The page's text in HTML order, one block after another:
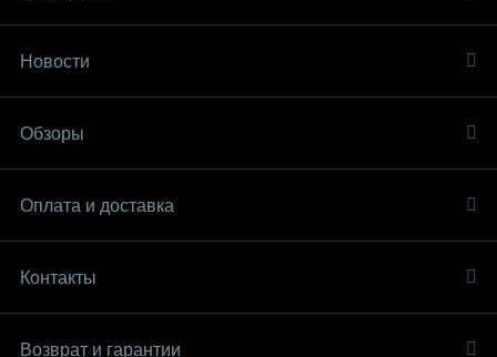
Новости
Обзоры
Оплата и доставка
Контакты
Возврат и гарантии